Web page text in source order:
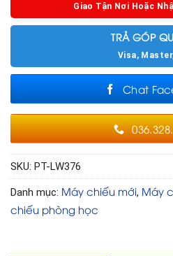
Giao Tận Nơi Hoặc
TRẢ GÓP
Visa,
Chat
SKU: PT-LW376
Danh mục: Máy chiếu mới, Máy
chiếu phòng học